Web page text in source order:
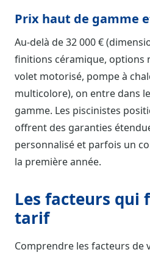
Prix haut de gamme
Au-delà de 32 000 €
finitions céramique, options
volet motorisé, pompe à
multicolore), on entre dans
gamme. Les piscinistes
offrent des garanties
personnalisé et parfois un
la première année.
Les facteurs qui
tarif
Comprendre les facteurs de